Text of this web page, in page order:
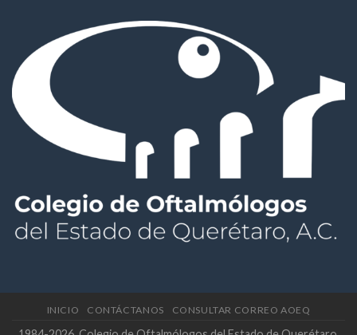
INICIO CONTÁCTANOS CONSULTAR CORREO AOEQ